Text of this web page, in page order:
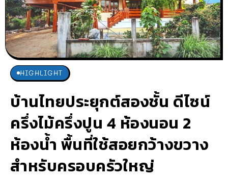
HIGHLIGHT
บ้านไทยประยุกต์สองชั้น ดีไซน์
ครึ่งไม้ครึ่งปูน 4 ห้องนอน 2
ห้องน้ำ พื้นที่ใช้สอยกว้างขวาง
สำหรับครอบครัวใหญ่